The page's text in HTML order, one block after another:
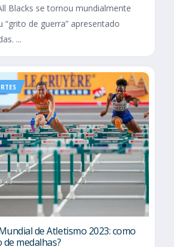
Blacks se tornou mundialmente
de guerra” apresentado
...
de Atletismo 2023: como
medalhas?